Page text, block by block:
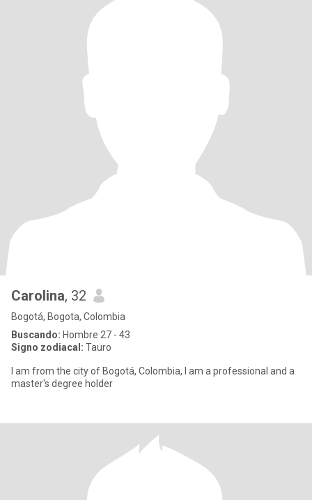
Carolina, 32
Bogotá, Bogota, Colombia
Buscando: Hombre 27 - 43
Signo zodiacal: Tauro
I am from the city of Bogotá, Colombia, I am a professional and a
master's degree holder